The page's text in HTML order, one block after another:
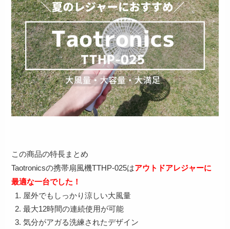
この商品の特長まとめ
Taotronicsの携帯扇風機TTHP-025はアウトドアレジャーに
最適な一台でした！
屋外でもしっかり涼しい大風量
最大12時間の連続使用が可能
気分がアガる洗練されたデザイン